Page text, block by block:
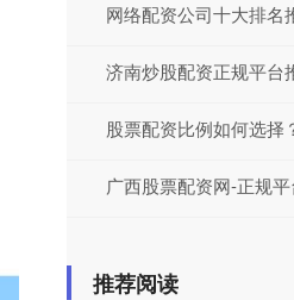
网络配资公司十大排名
济南炒股配资正规平台
股票配资比例如何选择
广西股票配资网-正规
推荐阅读